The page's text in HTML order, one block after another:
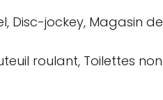
Disc-jockey, Magasin de
roulant, Toilettes non